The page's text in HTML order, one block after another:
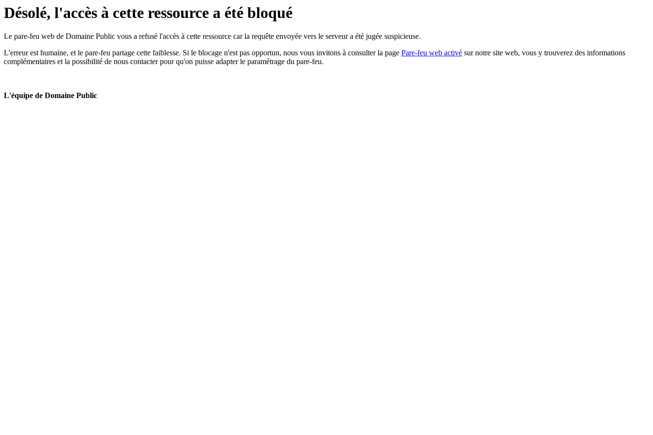
Désolé, l'accès à cette ressource a été bloqué
Le pare-feu web de Domaine Public vous a refusé l'accès à cette ressource car la requête envoyée vers le serveur a été jugée suspicieuse.
L'erreur est humaine, et le pare-feu partage cette faiblesse. Si le blocage n'est pas opportun, nous vous invitons à consulter la page Pare-feu web activé sur notre site web, vous y trouverez des informations
complémentaires et la possibilité de nous contacter pour qu'on puisse adapter le paramétrage du pare-feu.
L'équipe de Domaine Public